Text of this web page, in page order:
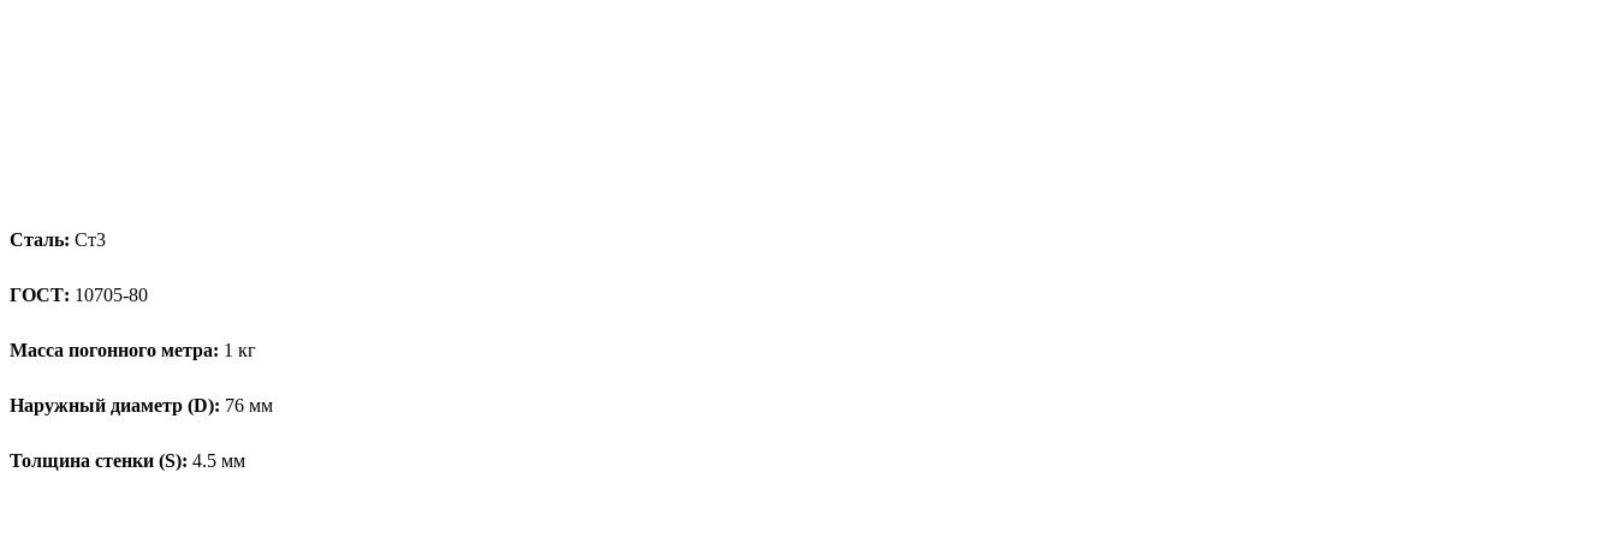
Сталь: Ст3
ГОСТ: 10705-80
Масса погонного метра: 1 кг
Наружный диаметр (D): 76 мм
Толщина стенки (S): 4.5 мм